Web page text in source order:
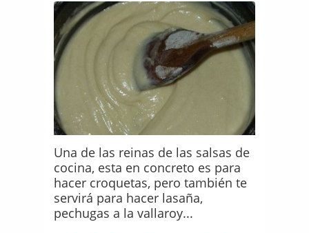
Una de las reinas de las salsas de
cocina, esta en concreto es para
hacer croquetas, pero también te
servirá para hacer lasaña,
pechugas a la vallaroy...